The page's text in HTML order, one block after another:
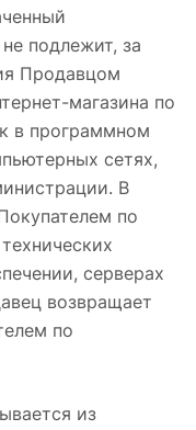
подлежит, за
Продавцом
магазина по
в программном
сетях,
В
по
серверах
возвращает
по
из